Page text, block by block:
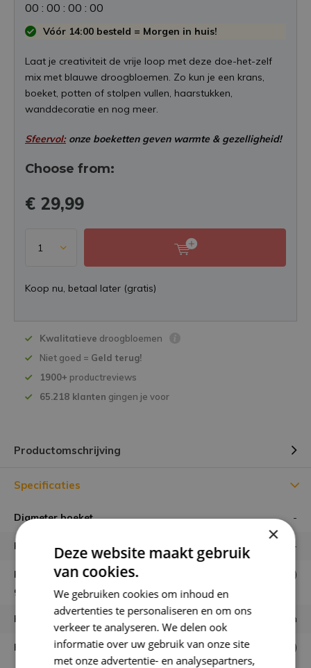
00 : 00 : 00 : 00
Vóór 14:00 besteld = Morgen in huis!
Laat je creativiteit de vrije loop met deze doe-het-zelf
mix met blauwe droogbloemen. Zo kun je een krans,
boeket, potten of stolpen vullen, haarstukken,
wanddecoratie en nog meer.
Sfeervol:onze boeketten geven warmte & gezelligheid!
Choose from:
€ 29,99
Koop nu, betaal later (gratis)
Kwalitatieve droogbloemen
Niet goed = Geld terug!
1900+ productreviews
65.218 klanten gingen je voor
Productomschrijving
Specificaties
Diameter boeket -
Hoogte boeket -
Hoe wordt het boeket
geleverd?
DIY (zelf maken)
Houdbaarheid minimaal 6 maanden
Kaartje mogelijk? Ja, gratis (opmerkingveld)
×
Deze website maakt gebruik
van cookies.
We gebruiken cookies om inhoud en
advertenties te personaliseren en om ons
verkeer te analyseren. We delen ook
informatie over uw gebruik van onze site
met onze advertentie- en analysepartners,